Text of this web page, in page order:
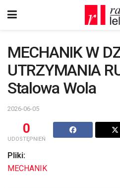
MECHANIK W
UTRZYMANIA
Stalowa Wola
2026-06-05
0
UDOSTĘPNIEŃ
Pliki:
MECHANIK